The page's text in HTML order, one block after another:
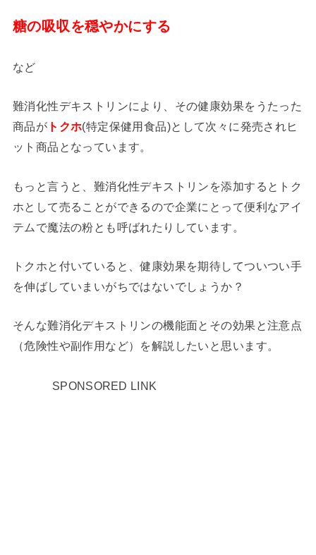
糖の吸収を穏やかにする
など
難消化性デキストリンにより、その健康効果をうたった
商品が トクホ(特定保健用食品)として次々に発売されヒ
ット商品となっています。
もっと言うと、難消化性デキストリンを添加するとトク
ホとして売ることができるので企業にとって便利なアイ
テムで魔法の粉とも呼ばれたりしています。
トクホと付いていると、健康効果を期待してついつい手
を伸ばしていまいがちではないでしょうか？
そんな難消化デキストリンの機能面とその効果と注意点
（危険性や副作用など）を解説したいと思います。
SPONSORED LINK